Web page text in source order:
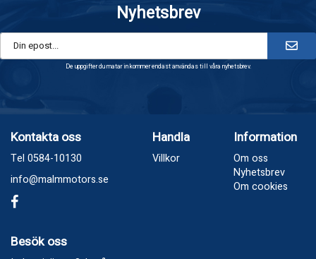
Nyhetsbrev
De uppgifter du matar in kommer endast användas till våra nyhetsbrev.
Kontakta oss
Tel 0584-10130
info@malmmotors.se
Handla
Villkor
Information
Om oss
Nyhetsbrev
Om cookies
Besök oss